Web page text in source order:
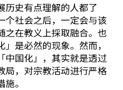
历史有点理解的人都了
个社会之后，一定会与该
之在教义上採取融合。也
是必然的现象。然而，
中国化」，其实就是透过
局，对宗教活动进行严格
。